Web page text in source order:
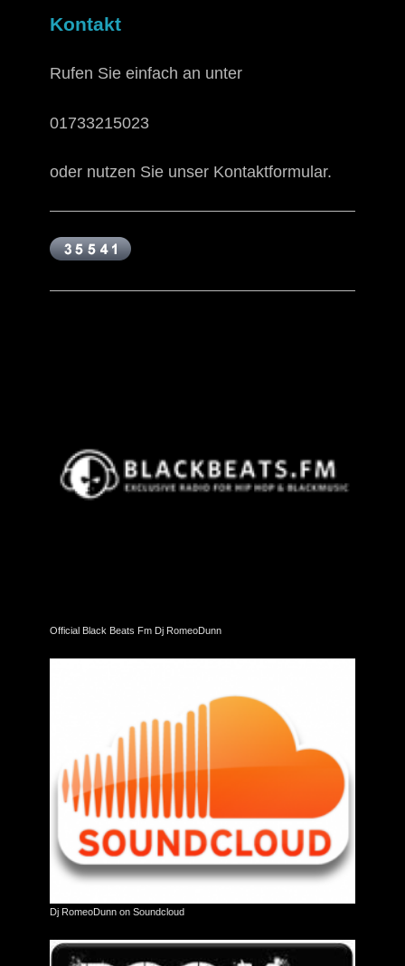
Kontakt
Rufen Sie einfach an unter
01733215023
oder nutzen Sie unser Kontaktformular.
Official Black Beats Fm Dj RomeoDunn
Dj RomeoDunn on Soundcloud